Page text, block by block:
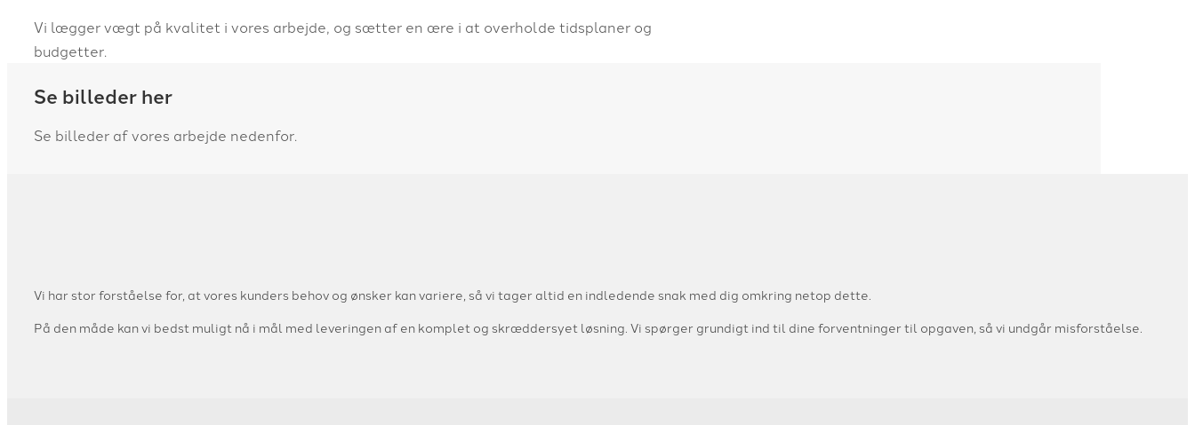
Vi lægger vægt på kvalitet i vores arbejde, og sætter en ære i at overholde tidsplaner og
budgetter.​
Se billeder her
Se billeder af vores arbejde nedenfor.
Vi har stor forståelse for, at vores kunders behov og ønsker kan variere, så vi tager altid en indledende snak med dig omkring netop dette.
På den måde kan vi bedst muligt nå i mål med leveringen af en komplet og skræddersyet løsning. Vi spørger grundigt ind til dine forventninger til opgaven, så vi undgår misforståelse.